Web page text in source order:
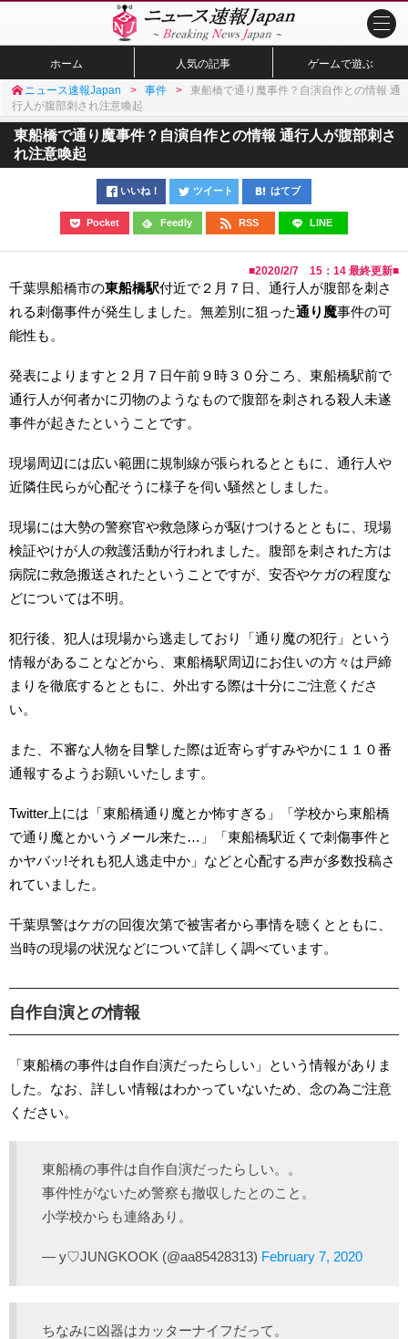
ホーム 人気の記事 ゲームで遊ぶ
ニュース速報Japan 事件
東船橋で通り魔事件？自演自作との情報 通
行人が腹部刺され注意喚起
東船橋で通り魔事件？自演自作との情報 通行人が腹部刺さ
れ注意喚起
いいね！ ツイート はてブ
Pocket Feedly RSS LINE
■2020/2/7 15：14 最終更新■
千葉県船橋市の東船橋駅付近で２月７日、通行人が腹部を刺さ
れる刺傷事件が発生しました。無差別に狙った通り魔事件の可
能性も。
発表によりますと２月７日午前９時３０分ころ、東船橋駅前で
通行人が何者かに刃物のようなもので腹部を刺される殺人未遂
事件が起きたということです。
現場周辺には広い範囲に規制線が張られるとともに、通行人や
近隣住民らが心配そうに様子を伺い騒然としました。
現場には大勢の警察官や救急隊らが駆けつけるとともに、現場
検証やけが人の救護活動が行われました。腹部を刺された方は
病院に救急搬送されたということですが、安否やケガの程度な
どについては不明。
犯行後、犯人は現場から逃走しており「通り魔の犯行」という
情報があることなどから、東船橋駅周辺にお住いの方々は戸締
まりを徹底するとともに、外出する際は十分にご注意くださ
い。
また、不審な人物を目撃した際は近寄らずすみやかに１１０番
通報するようお願いいたします。
Twitter上には「東船橋通り魔とか怖すぎる」「学校から東船橋
で通り魔とかいうメール来た…」「東船橋駅近くで刺傷事件と
かヤバッ!それも犯人逃走中か」などと心配する声が多数投稿さ
れていました。
千葉県警はケガの回復次第で被害者から事情を聴くとともに、
当時の現場の状況などについて詳しく調べています。
自作自演との情報
「東船橋の事件は自作自演だったらしい」という情報がありま
した。なお、詳しい情報はわかっていないため、念の為ご注意
ください。
東船橋の事件は自作自演だったらしい。。
事件性がないため警察も撤収したとのこと。
小学校からも連絡あり。
— y♡JUNGKOOK (@aa85428313) February 7, 2020
ちなみに凶器はカッターナイフだって。